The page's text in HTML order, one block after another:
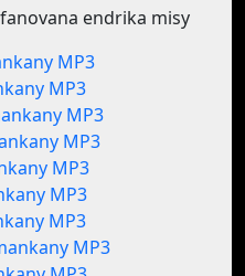
endrika misy
MP3
MP3
MP3
MP3
MP3
MP3
MP3
MP3